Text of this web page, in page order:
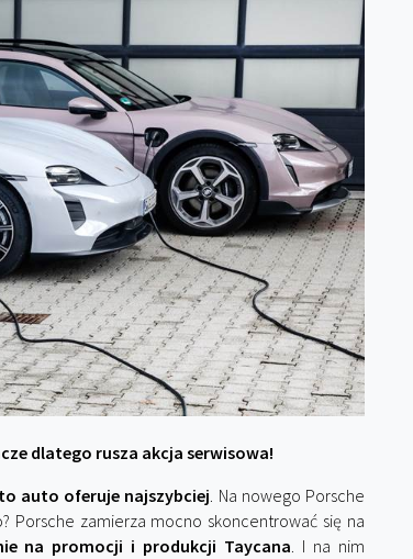
dlatego rusza akcja serwisowa!
auto oferuje najszybciej. Na nowego Porsche
Porsche zamierza mocno skoncentrować się na
na promocji i produkcji Taycana. I na nim